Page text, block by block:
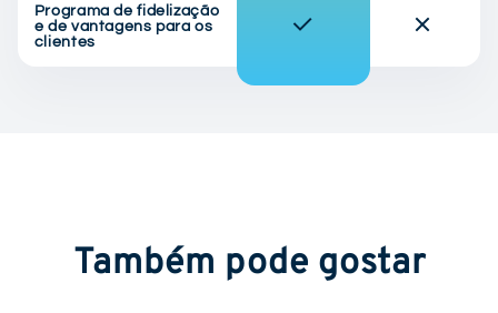
Programa de fidelização
e de vantagens para os
clientes
Também pode gostar